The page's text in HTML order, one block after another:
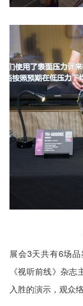
展会3天共有6场
《视听前线》杂
入胜的演示，观众